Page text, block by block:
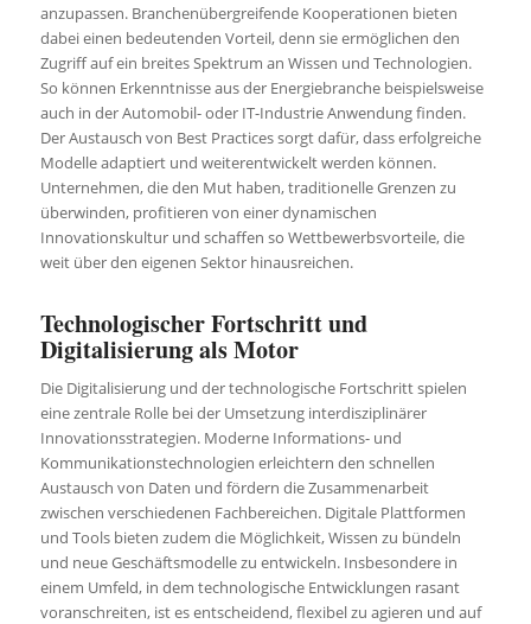
anzupassen. Branchenübergreifende Kooperationen bieten
dabei einen bedeutenden Vorteil, denn sie ermöglichen den
Zugriff auf ein breites Spektrum an Wissen und Technologien.
So können Erkenntnisse aus der Energiebranche beispielsweise
auch in der Automobil- oder IT-Industrie Anwendung finden.
Der Austausch von Best Practices sorgt dafür, dass erfolgreiche
Modelle adaptiert und weiterentwickelt werden können.
Unternehmen, die den Mut haben, traditionelle Grenzen zu
überwinden, profitieren von einer dynamischen
Innovationskultur und schaffen so Wettbewerbsvorteile, die
weit über den eigenen Sektor hinausreichen.
Technologischer Fortschritt und
Digitalisierung als Motor
Die Digitalisierung und der technologische Fortschritt spielen
eine zentrale Rolle bei der Umsetzung interdisziplinärer
Innovationsstrategien. Moderne Informations- und
Kommunikationstechnologien erleichtern den schnellen
Austausch von Daten und fördern die Zusammenarbeit
zwischen verschiedenen Fachbereichen. Digitale Plattformen
und Tools bieten zudem die Möglichkeit, Wissen zu bündeln
und neue Geschäftsmodelle zu entwickeln. Insbesondere in
einem Umfeld, in dem technologische Entwicklungen rasant
voranschreiten, ist es entscheidend, flexibel zu agieren und auf